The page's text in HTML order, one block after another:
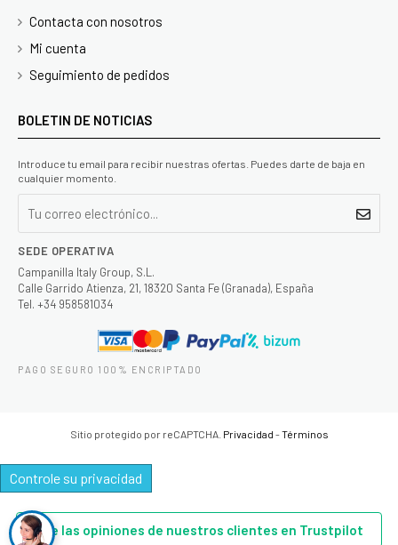
Contacta con nosotros
Mi cuenta
Seguimiento de pedidos
BOLETIN DE NOTICIAS
Introduce tu email para recibir nuestras ofertas. Puedes darte de baja en
cualquier momento.
SEDE OPERATIVA
Campanilla Italy Group, S.L.
Calle Garrido Atienza, 21, 18320 Santa Fe (Granada), España
Tel. +34 958581034
PAGO SEGURO 100% ENCRIPTADO
Sitio protegido por reCAPTCHA. Privacidad -Términos
Controle su privacidad
Lee las opiniones de nuestros clientes en Trustpilot